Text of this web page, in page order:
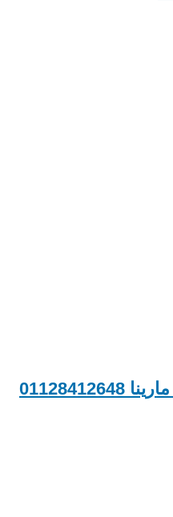
صيانة تكييفات كاريير في مارينا 01128412648